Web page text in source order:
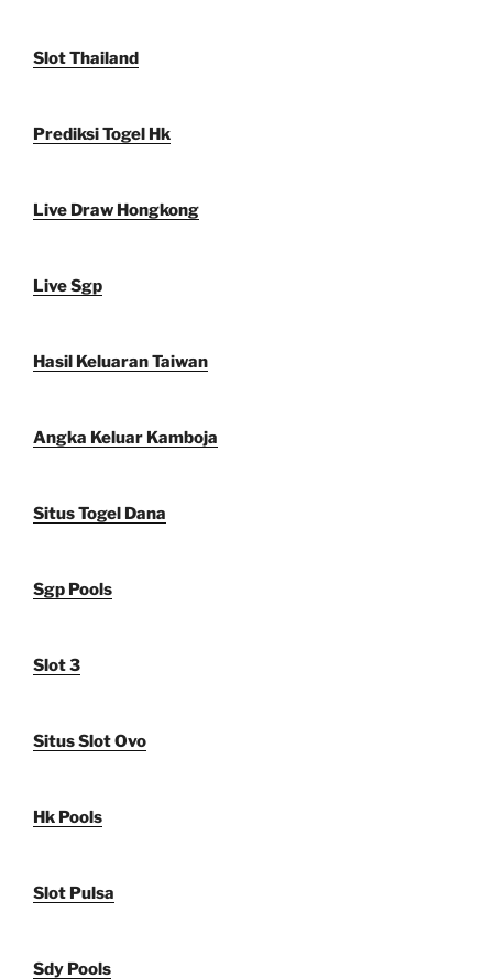
Slot Thailand
Prediksi Togel Hk
Live Draw Hongkong
Live Sgp
Hasil Keluaran Taiwan
Angka Keluar Kamboja
Situs Togel Dana
Sgp Pools
Slot 3
Situs Slot Ovo
Hk Pools
Slot Pulsa
Sdy Pools